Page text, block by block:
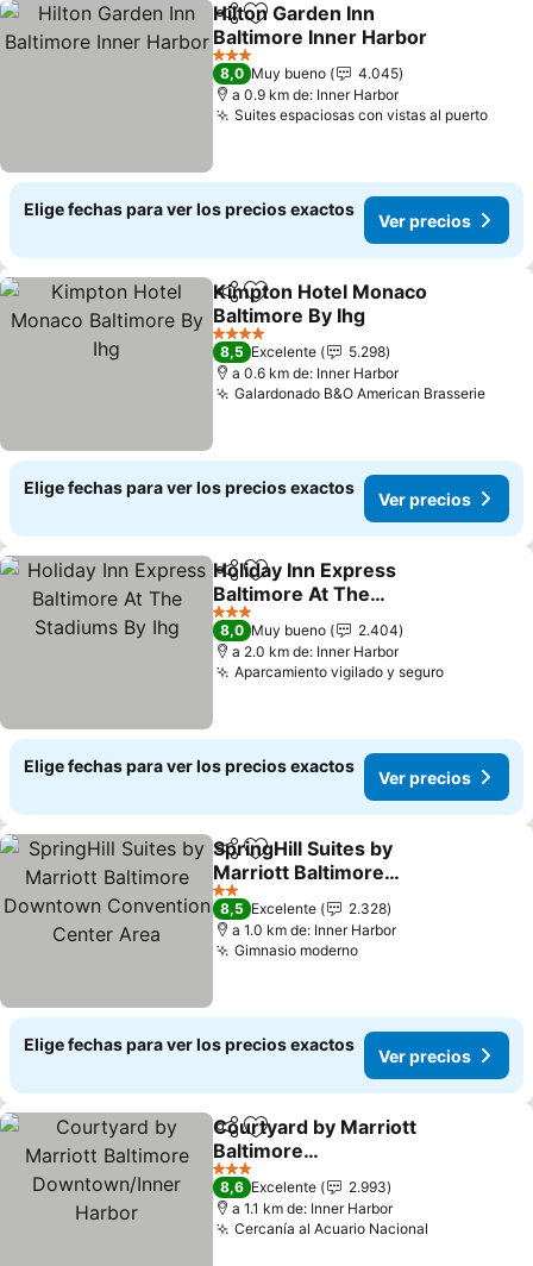
CompartirAgregar a favoritos
Hilton Garden Inn
Baltimore Inner Harbor
Ver precios
3 Estrellas
8,0 Muy bueno
4.045
a 0.9 km de: Inner Harbor
Suites espaciosas con vistas al puertoVer
Elige fechas para ver los precios exactos
Ver precios
CompartirAgregar a favoritos
Kimpton Hotel Monaco
Baltimore By Ihg
Ver precios
4 Estrellas
8,5 Excelente
5.298
a 0.6 km de: Inner Harbor
Galardonado B&O American BrasserieVer
Elige fechas para ver los precios exactos
Ver precios
CompartirAgregar a favoritos
Holiday Inn Express
Baltimore At The
Stadiums By Ihg
Ver precios
3 Estrellas
8,0 Muy bueno
2.404
a 2.0 km de: Inner Harbor
Aparcamiento vigilado y seguroVer
Elige fechas para ver los precios exactos
Ver precios
CompartirAgregar a favoritos
SpringHill Suites by
Marriott Baltimore
Downtown Convention
Center Area
Ver precios
2 Estrellas
8,5 Excelente
2.328
a 1.0 km de: Inner Harbor
Gimnasio modernoVer precios
Elige fechas para ver los precios exactos
Ver precios
CompartirAgregar a favoritos
Courtyard by Marriott
Baltimore
Downtown/Inner Harbor
Ver precios
3 Estrellas
8,6 Excelente
2.993
a 1.1 km de: Inner Harbor
Cercanía al Acuario Nacional